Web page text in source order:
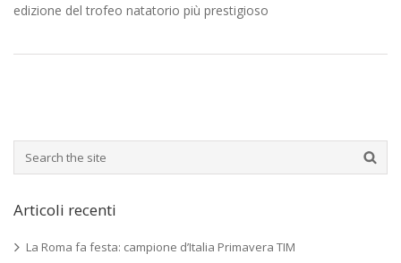
edizione del trofeo natatorio più prestigioso
Articoli recenti
La Roma fa festa: campione d’Italia Primavera TIM